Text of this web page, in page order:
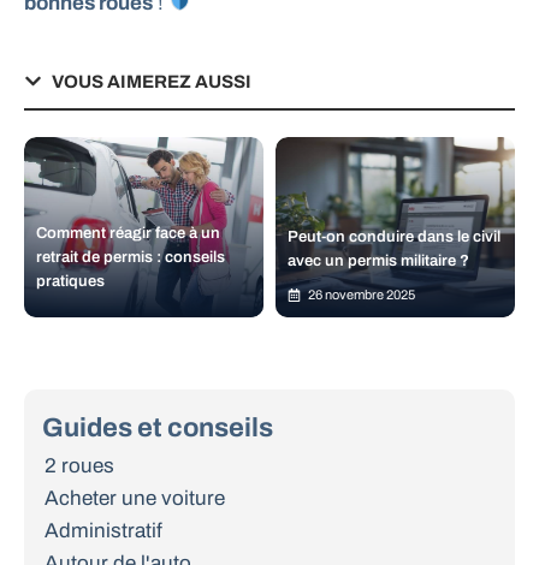
VOUS AIMEREZ AUSSI
Comment réagir face à un
retrait de permis : conseils
pratiques
Peut-on conduire dans le civil
avec un permis militaire ?
26 novembre 2025
Guides et conseils
2 roues
Acheter une voiture
Administratif